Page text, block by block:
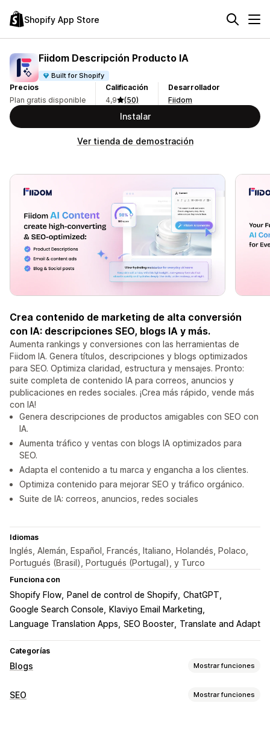
Shopify App Store
Fiidom Descripción Producto IA
Built for Shopify
Precios
Plan gratis disponible
Calificación
4,9
(50)
Desarrollador
Fiidom
Instalar
Ver tienda de demostración
Crea contenido de marketing de alta conversión
con IA: descripciones SEO, blogs IA y más.
Aumenta rankings y conversiones con las herramientas de
Fiidom IA. Genera títulos, descripciones y blogs optimizados
para SEO. Optimiza claridad, estructura y mensajes. Pronto:
suite completa de contenido IA para correos, anuncios y
publicaciones en redes sociales. ¡Crea más rápido, vende más
con IA!
Genera descripciones de productos amigables con SEO con
IA.
Aumenta tráfico y ventas con blogs IA optimizados para
SEO.
Adapta el contenido a tu marca y engancha a los clientes.
Optimiza contenido para mejorar SEO y tráfico orgánico.
Suite de IA: correos, anuncios, redes sociales
Idiomas
Inglés, Alemán, Español, Francés, Italiano, Holandés, Polaco,
Portugués (Brasil), Portugués (Portugal), y Turco
Funciona con
Shopify Flow Panel de control de Shopify ChatGPT
Google Search Console
Klaviyo Email Marketing
Language Translation Apps SEO Booster Translate and Adapt
Categorías
Blogs Mostrar funciones
Creación de contenido
SEO Mostrar funciones